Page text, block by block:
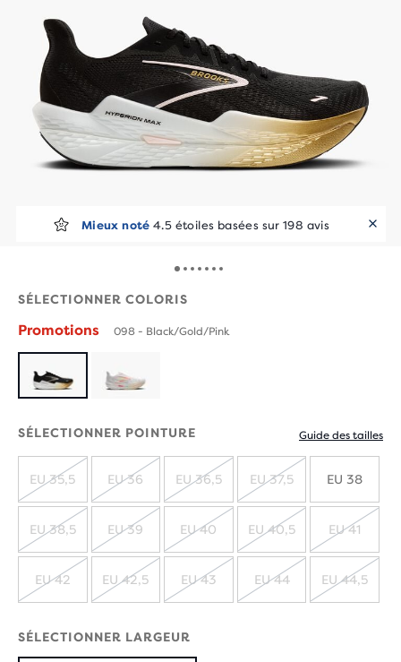
Mieux noté 4.5 étoiles basées sur 198 avis
SÉLECTIONNER COLORIS
Promotions 098 - Black/Gold/Pink
SÉLECTIONNER POINTURE Guide des tailles
ÉPUISÉ
EU 35,5
ÉPUISÉ
EU 36
ÉPUISÉ
EU 36,5 EU 37,5 EU 38
ÉPUISÉ
EU 38,5
ÉPUISÉ
EU 39
ÉPUISÉ
EU 40
ÉPUISÉ
EU 40,5 EU 41
ÉPUISÉ
EU 42
ÉPUISÉ
EU 42,5
ÉPUISÉ
EU 43
ÉPUISÉ
EU 44 EU 44,5
SÉLECTIONNER LARGEUR